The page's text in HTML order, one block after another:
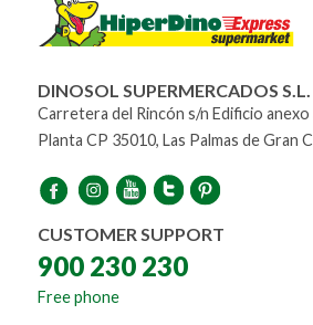
DINOSOL SUPERMERCADOS S.L.
Carretera del Rincón s/n Edificio anexo
Planta CP 35010, Las Palmas de Gran
CUSTOMER SUPPORT
900 230 230
Free phone